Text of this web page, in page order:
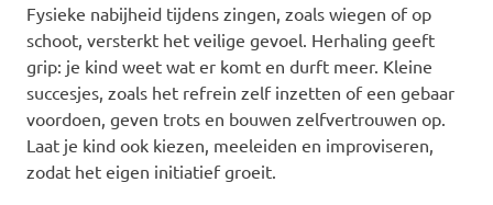
Fysieke nabijheid tijdens zingen, zoals wiegen of op
schoot, versterkt het veilige gevoel. Herhaling geeft
grip: je kind weet wat er komt en durft meer. Kleine
succesjes, zoals het refrein zelf inzetten of een gebaar
voordoen, geven trots en bouwen zelfvertrouwen op.
Laat je kind ook kiezen, meeleiden en improviseren,
zodat het eigen initiatief groeit.